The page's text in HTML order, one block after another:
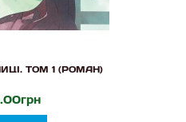
ТОМ 1 (РОМАН)